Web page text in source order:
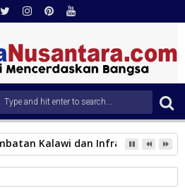
Kalawi dan Infrastruktur